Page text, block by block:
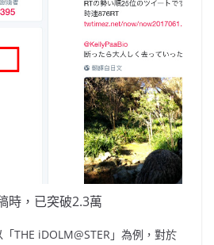
時，已突破2.3萬
THE iDOLM@STER」為例，對於